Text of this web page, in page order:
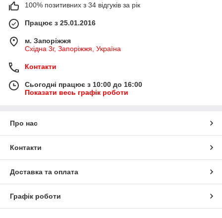
100% позитивних з 34 відгуків за рік
Працює з 25.01.2016
м. Запоріжжя
Східна 3г, Запоріжжя, Україна
Контакти
Сьогодні працює з 10:00 до 16:00
Показати весь графік роботи
Про нас
Контакти
Доставка та оплата
Графік роботи